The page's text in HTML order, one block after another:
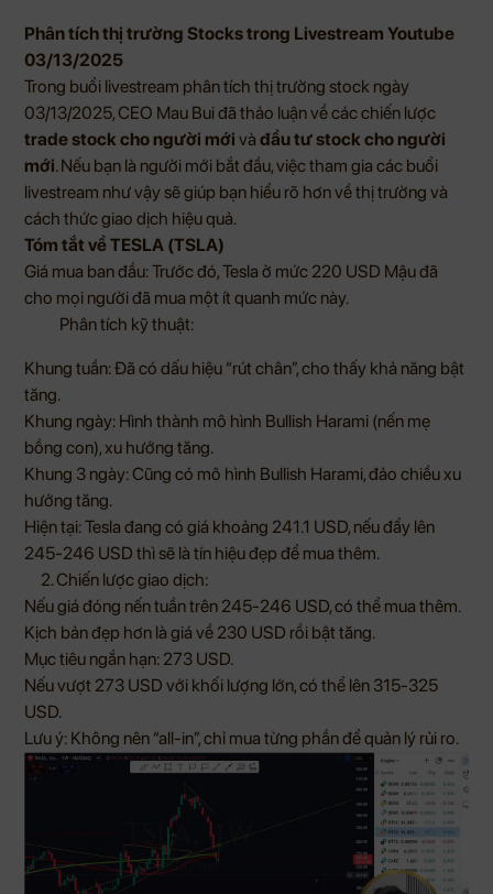
Phân tích thị trường Stocks trong Livestream Youtube
03/13/2025
Trong buổi livestream phân tích thị trường stock ngày
03/13/2025, CEO Mau Bui đã thảo luận về các chiến lược
trade stock cho người mới và đầu tư stock cho người
mới. Nếu bạn là người mới bắt đầu, việc tham gia các buổi
livestream như vậy sẽ giúp bạn hiểu rõ hơn về thị trường và
cách thức giao dịch hiệu quả.
Tóm tắt về TESLA (TSLA)
Giá mua ban đầu: Trước đó, Tesla ở mức 220 USD Mậu đã
cho mọi người đã mua một ít quanh mức này.
Phân tích kỹ thuật:
Khung tuần: Đã có dấu hiệu “rút chân”, cho thấy khả năng bật
tăng.
Khung ngày: Hình thành mô hình Bullish Harami (nến mẹ
bồng con), xu hướng tăng.
Khung 3 ngày: Cũng có mô hình Bullish Harami, đảo chiều xu
hướng tăng.
Hiện tại: Tesla đang có giá khoảng 241.1 USD, nếu đẩy lên
245-246 USD thì sẽ là tín hiệu đẹp để mua thêm.
2. Chiến lược giao dịch:
Nếu giá đóng nến tuần trên 245-246 USD, có thể mua thêm.
Kịch bản đẹp hơn là giá về 230 USD rồi bật tăng.
Mục tiêu ngắn hạn: 273 USD.
Nếu vượt 273 USD với khối lượng lớn, có thể lên 315-325
USD.
Lưu ý: Không nên “all-in”, chỉ mua từng phần để quản lý rủi ro.